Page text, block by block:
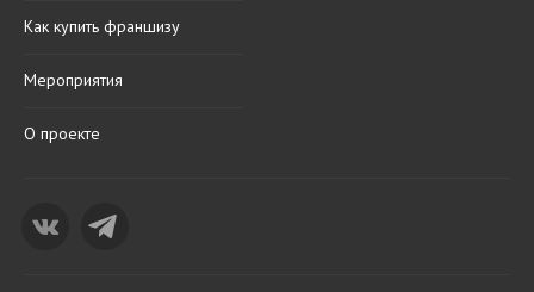
Как купить франшизу
Мероприятия
О проекте